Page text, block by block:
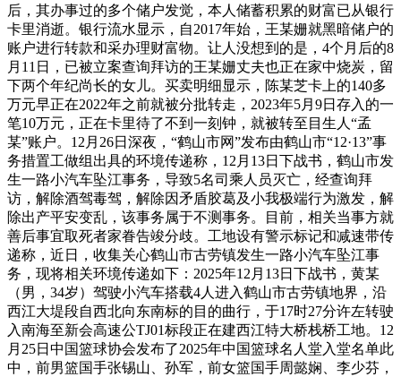
后，其办事过的多个储户发觉，本人储蓄积累的财富已从银行
卡里消逝。银行流水显示，自2017年始，王某姗就黑暗储户的
账户进行转款和采办理财富物。让人没想到的是，4个月后的8
月11日，已被立案查询拜访的王某姗丈夫也正在家中烧炭，留
下两个年纪尚长的女儿。买卖明细显示，陈某芝卡上的140多
万元早正在2022年之前就被分批转走，2023年5月9日存入的一
笔10万元，正在卡里待了不到一刻钟，就被转至目生人“孟
某”账户。12月26日深夜，“鹤山市网”发布由鹤山市“12·13”事
务措置工做组出具的环境传递称，12月13日下战书，鹤山市发
生一路小汽车坠江事务，导致5名司乘人员灭亡，经查询拜
访，解除酒驾毒驾，解除因矛盾胶葛及小我极端行为激发，解
除出产平安变乱，该事务属于不测事务。目前，相关当事方就
善后事宜取死者家眷告竣分歧。工地设有警示标记和减速带传
递称，近日，收集关心鹤山市古劳镇发生一路小汽车坠江事
务，现将相关环境传递如下：2025年12月13日下战书，黄某
（男，34岁）驾驶小汽车搭载4人进入鹤山市古劳镇地界，沿
西江大堤段自西北向东南标的目的曲行，于17时27分许左转驶
入南海至新会高速公TJ01标段正在建西江特大桥栈桥工地。12
月25日中国篮球协会发布了2025年中国篮球名人堂入堂名单此
中，前男篮国手张锡山、孙军，前女篮国手周懿娴、李少芬，